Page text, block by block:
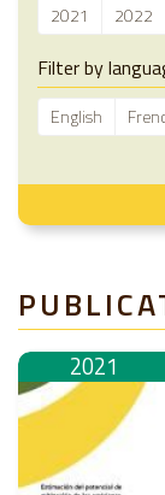
2021
2022
Filter by
English
2021